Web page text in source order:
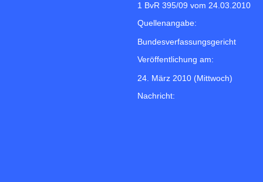
1 BvR 395/09 vom 24.03.2010
Quellenangabe:
Bundesverfassungsgericht
Veröffentlichung am:
24. März 2010 (Mittwoch)
Nachricht: